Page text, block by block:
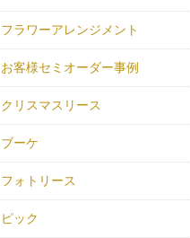
フラワーアレンジメント
お客様セミオーダー事例
クリスマスリース
ブーケ
フォトリース
ピック